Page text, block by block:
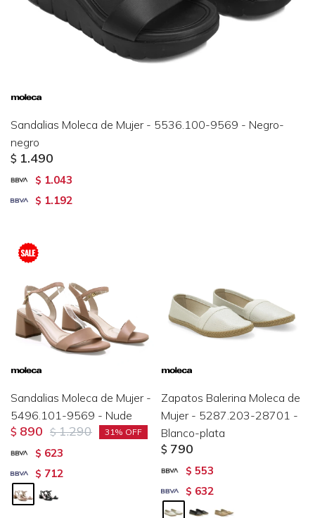
Sandalias Moleca de Mujer - 5536.100-9569 - Negro-
negro
$ 1.490
$ 1.043
$ 1.192
Sandalias Moleca de Mujer -
5496.101-9569 - Nude
$ 890 $ 1.290 31
$ 623
$ 712
Zapatos Balerina Moleca de
Mujer - 5287.203-28701 -
Blanco-plata
$ 790
$ 553
$ 632